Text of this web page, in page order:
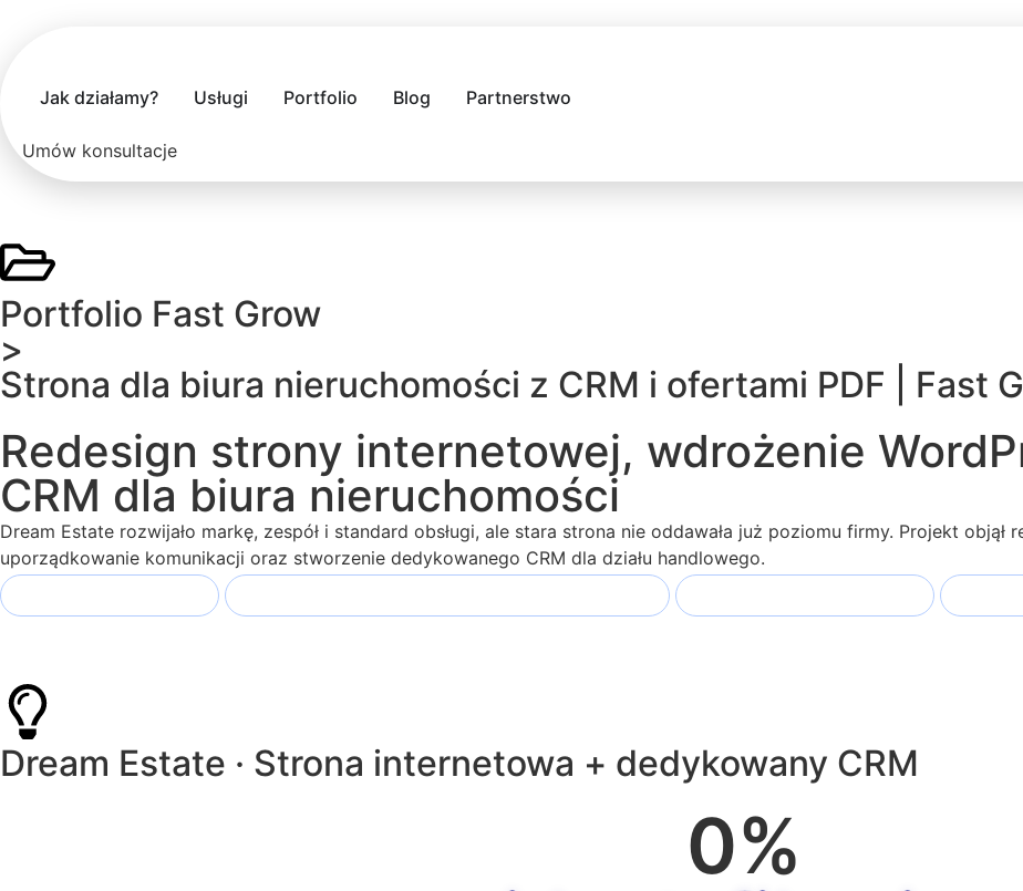
Jak działamy? Usługi Portfolio Blog Partnerstwo
Umów konsultacje
Portfolio Fast Grow
>
Strona dla biura nieruchomości z CRM i ofertami PDF | Fast
Redesign strony internetowej, wdrożenie
CRM dla biura nieruchomości
Dream Estate rozwijało markę, zespół i standard obsługi, ale stara strona nie oddawała już poziomu firmy. Projekt objął
uporządkowanie komunikacji oraz stworzenie dedykowanego CRM dla działu handlowego.
Dream Estate · Strona internetowa + dedykowany CRM
0%